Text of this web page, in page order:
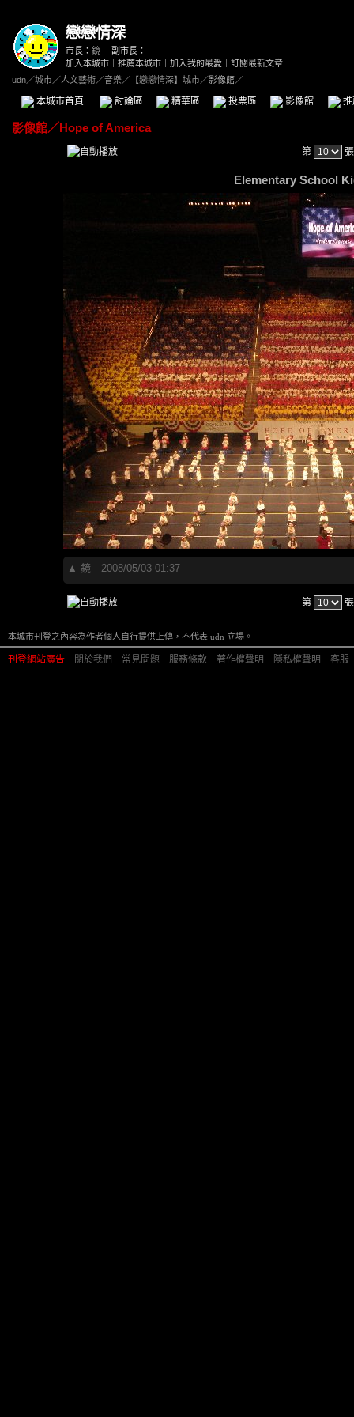
戀戀情深
市長： 鏡
副市長：
加入本城市
推薦本城市 加入我的最愛
訂閱最新文章
udn／城市／人文藝術／音樂／ 【戀戀情深】城市／影像館／
本城市首頁 討論區 精華區 投票區 影像館
影像館／Hope of America
第
Elementary School
▲ 鏡 2008/05/03 01:37
第
本城市刊登之內容為作者個人自行提供上傳，不代表 udn 立場。
刊登網站廣告 關於我們 常見問題 服務條款 著作權聲明 隱私權聲明 客服